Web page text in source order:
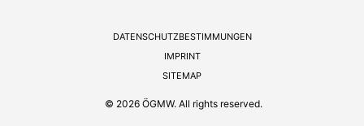
DATENSCHUTZBESTIMMUNGEN
IMPRINT
SITEMAP
© 2026 ÖGMW. All rights reserved.